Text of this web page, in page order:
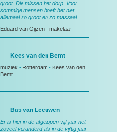
groot. Die missen het dorp. Voor
sommige mensen hoeft het niet
allemaal zo groot en zo massaal.
Eduard van Gijzen - makelaar
Kees van den Bemt
muziek - Rotterdam - Kees van den
Bemt
Bas van Leeuwen
Er is hier in de afgelopen vijf jaar net
zoveel veranderd als in de vijftig jaar